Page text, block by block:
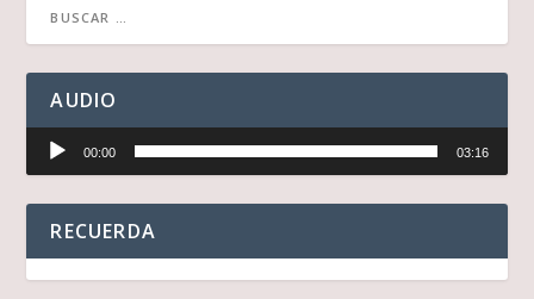
AUDIO
Reproductor
audio
00:00 03:16
RECUERDA